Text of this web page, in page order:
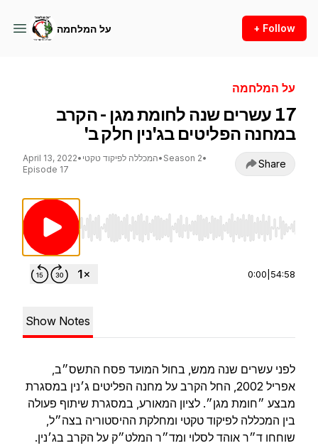
על המלחמה + Follow
על המלחמה
17 עשרים שנה לחומת מגן - הקרב
במחנה הפליטים בג'נין חלק ב'
April 13, 2022• המכללה לפיקוד טקטי• Season 2•
Episode 17
Share
Use Left/Right to seek, Home/End to jump to
0:00 54:58
Show Notes
לפני עשרים שנה ממש, בחול המועד פסח התשס״ב,
אפריל 2002, החל הקרב על מחנה הפליטים ג׳נין במסגרת
מבצע ״חומת מגן״. לציון המאורע, במסגרת שיתוף פעולה
בין המכללה לפיקוד טקטי ומחלקת ההיסטוריה בצה״ל,
שוחחו ד״ר אוהד לסלוי ומד״ר המלט״ק על הקרב בג׳נין.